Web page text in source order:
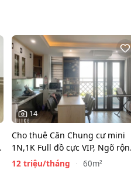
14
Cho thuê Căn Chung cư mini
1N,1K Full đồ cực VIP, Ngõ
View toàn mặt hồ…
12 triệu/tháng
60m²